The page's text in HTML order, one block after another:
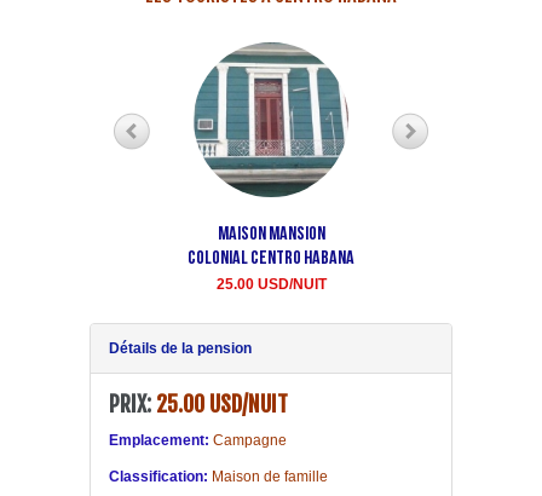
Maison Mansion
Colonial Centro Habana
25.00 USD/NUIT
Détails de la pension
PRIX: 25.00 USD/NUIT
Emplacement: Campagne
Classification: Maison de famille